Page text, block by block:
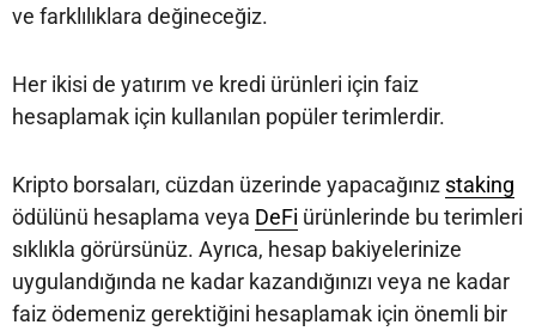
ve farklılıklara değineceğiz.
Her ikisi de yatırım ve kredi ürünleri için faiz
hesaplamak için kullanılan popüler terimlerdir.
Kripto borsaları, cüzdan üzerinde yapacağınız staking
ödülünü hesaplama veya DeFi ürünlerinde bu terimleri
sıklıkla görürsünüz. Ayrıca, hesap bakiyelerinize
uygulandığında ne kadar kazandığınızı veya ne kadar
faiz ödemeniz gerektiğini hesaplamak için önemli bir